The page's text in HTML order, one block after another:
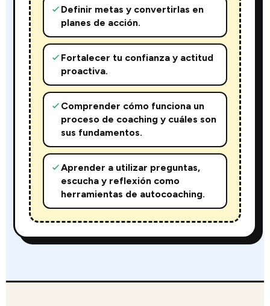
Definir metas y convertirlas en
planes de acción.
Fortalecer tu confianza y actitud
proactiva.
Comprender cómo funciona un
proceso de coaching y cuáles son
sus fundamentos.
Aprender a utilizar preguntas,
escucha y reflexión como
herramientas de autocoaching.